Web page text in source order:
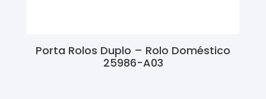
Porta Rolos Duplo – Rolo Doméstico
25986-A03